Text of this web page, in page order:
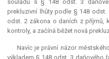
souladu s § 148 odst. 3
prekluzivní lhůty podle § 148
odst. 2 zákona o daních z příjmů,
kontroly, a začíná běžet nová
Navíc je právní názor
výkladem § 148 odst. 3 daňového